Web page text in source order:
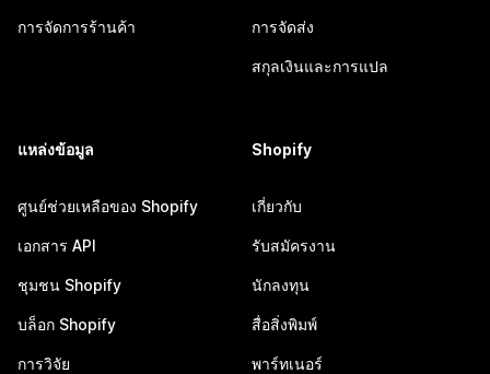
การจัดการร้านค้า การจัดส่ง
สกุลเงินและการแปล
แหล่งข้อมูล
ศูนย์ช่วยเหลือของ Shopify
เอกสาร API
ชุมชน Shopify
บล็อก Shopify
การวิจัย
Shopify
เกี่ยวกับ
รับสมัครงาน
นักลงทุน
สื่อสิ่งพิมพ์
พาร์ทเนอร์